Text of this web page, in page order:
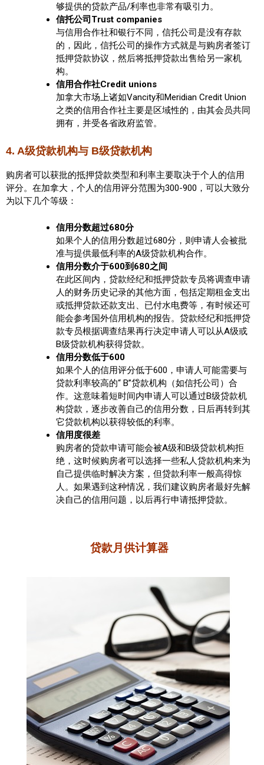
够提供的贷款产品/利率也非常有吸引力。
信托公司Trust companies
与信用合作社和银行不同，信托公司是没有存款
的，因此，信托公司的操作方式就是与购房者签订
抵押贷款协议，然后将抵押贷款出售给另一家机
构。
信用合作社Credit unions
加拿大市场上诸如Vancity和Meridian Credit Union
之类的信用合作社主要是区域性的，由其会员共同
拥有，并受各省政府监管。
4. A级贷款机构与 B级贷款机构
购房者可以获批的抵押贷款类型和利率主要取决于个人的信用
评分。在加拿大，个人的信用评分范围为300-900，可以大致分
为以下几个等级：
信用分数超过680分
如果个人的信用分数超过680分，则申请人会被批
准与提供最低利率的A级贷款机构合作。
信用分数介于600到680之间
在此区间内，贷款经纪和抵押贷款专员将调查申请
人的财务历史记录的其他方面，包括定期租金支出
或抵押贷款还款支出、已付水电费等，有时候还可
能会参考国外信用机构的报告。贷款经纪和抵押贷
款专员根据调查结果再行决定申请人可以从A级或
B级贷款机构获得贷款。
信用分数低于600
如果个人的信用评分低于600，申请人可能需要与
贷款利率较高的“ B”贷款机构（如信托公司）合
作。这意味着短时间内申请人可以通过B级贷款机
构贷款，逐步改善自己的信用分数，日后再转到其
它贷款机构以获得较低的利率。
信用度很差
购房者的贷款申请可能会被A级和B级贷款机构拒
绝，这时候购房者可以选择一些私人贷款机构来为
自己提供临时解决方案，但贷款利率一般高得惊
人。如果遇到这种情况，我们建议购房者最好先解
决自己的信用问题，以后再行申请抵押贷款。
贷款月供计算器